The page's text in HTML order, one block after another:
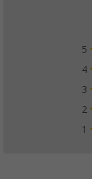
5
4
3
2
1